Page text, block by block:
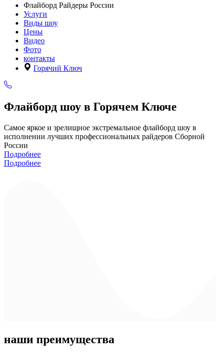
Флайборд Райдеры России
Услуги
Виды шоу
Цены
Видео
Фото
контакты
Горячий Ключ
Флайборд шоу в Горячем Ключе
Самое яркое и зрелищное экстремальное флайборд шоу в
исполнении лучших профессиональных райдеров Сборной
России
Подробнее
Подробнее
наши преимущества